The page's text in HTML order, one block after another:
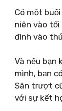
Có một
niên vào tối
đình vào
Và nếu bạn
mình, bạn
Sân trượt
với sự kết